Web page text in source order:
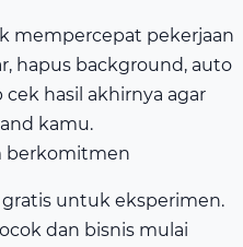
mempercepat pekerjaan
hapus background, auto
cek hasil akhirnya agar
kamu.
berkomitmen
gratis untuk eksperimen.
dan bisnis mulai